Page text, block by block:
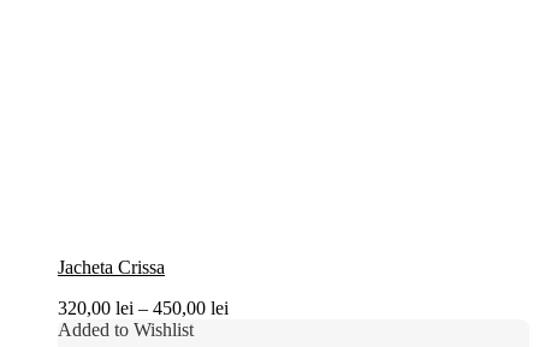
Jacheta Crissa
320,00 lei – 450,00 lei
Added to Wishlist